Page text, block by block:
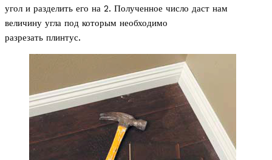
угол и разделить его на 2. Полученное число даст нам
величину угла под которым необходимо
разрезать плинтус.